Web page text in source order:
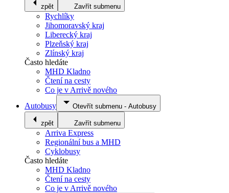
zpět Zavřít submenu
Rychlíky
Jihomoravský kraj
Liberecký kraj
Plzeňský kraj
Zlínský kraj
Často hledáte
MHD Kladno
Čtení na cesty
Co je v Arrivě nového
Autobusy
Otevřít submenu - Autobusy
zpět Zavřít submenu
Arriva Express
Regionální bus a MHD
Cyklobusy
Často hledáte
MHD Kladno
Čtení na cesty
Co je v Arrivě nového